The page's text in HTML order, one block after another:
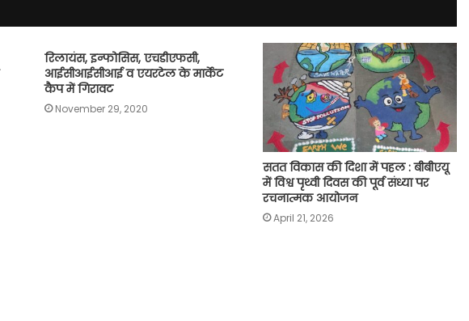
रिलायंस, इन्फोसिस, एचडीएफसी,
आईसीआईसीआई व एयरटेल के मार्केट
कैप में गिरावट
November 29, 2020
सतत विकास की दिशा में पहल : बीबीएयू
में विश्व पृथ्वी दिवस की पूर्व संध्या पर
रचनात्मक आयोजन
April 21, 2026